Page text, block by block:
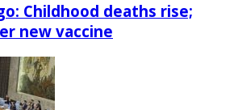
Childhood deaths rise;
new vaccine